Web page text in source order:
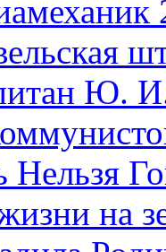
Ю.
Нельзя
на